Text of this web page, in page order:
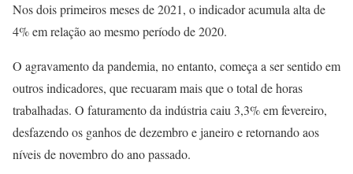
Nos dois primeiros meses de 2021, o indicador acumula alta de
4% em relação ao mesmo período de 2020.
O agravamento da pandemia, no entanto, começa a ser sentido em
outros indicadores, que recuaram mais que o total de horas
trabalhadas. O faturamento da indústria caiu 3,3% em fevereiro,
desfazendo os ganhos de dezembro e janeiro e retornando aos
níveis de novembro do ano passado.